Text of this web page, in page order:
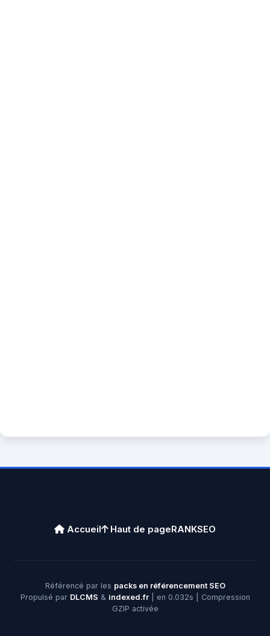
Accueil Haut de pageRANKSEO
Référencé par les packs en référencement SEO
Propulsé par DLCMS & indexed.fr| en 0.032s | Compression
GZIP activée